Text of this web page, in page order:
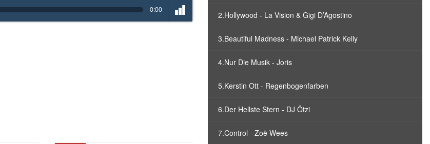
0:00 2.Hollywood - La Vision & Gigi D’Agostino
3.Beautiful Madness - Michael Patrick Kelly
4.Nur Die Musik - Joris
5.Kerstin Ott - Regenbogenfarben
6.Der Hellste Stern - DJ Ötzi
7.Control - Zoë Wees